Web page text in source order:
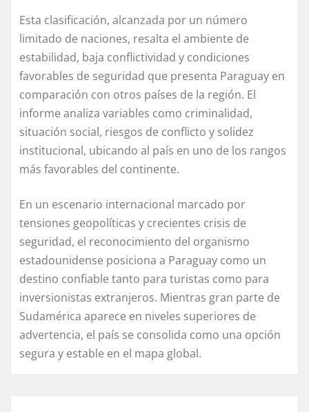
Esta clasificación, alcanzada por un número
limitado de naciones, resalta el ambiente de
estabilidad, baja conflictividad y condiciones
favorables de seguridad que presenta Paraguay en
comparación con otros países de la región. El
informe analiza variables como criminalidad,
situación social, riesgos de conflicto y solidez
institucional, ubicando al país en uno de los rangos
más favorables del continente.
En un escenario internacional marcado por
tensiones geopolíticas y crecientes crisis de
seguridad, el reconocimiento del organismo
estadounidense posiciona a Paraguay como un
destino confiable tanto para turistas como para
inversionistas extranjeros. Mientras gran parte de
Sudamérica aparece en niveles superiores de
advertencia, el país se consolida como una opción
segura y estable en el mapa global.